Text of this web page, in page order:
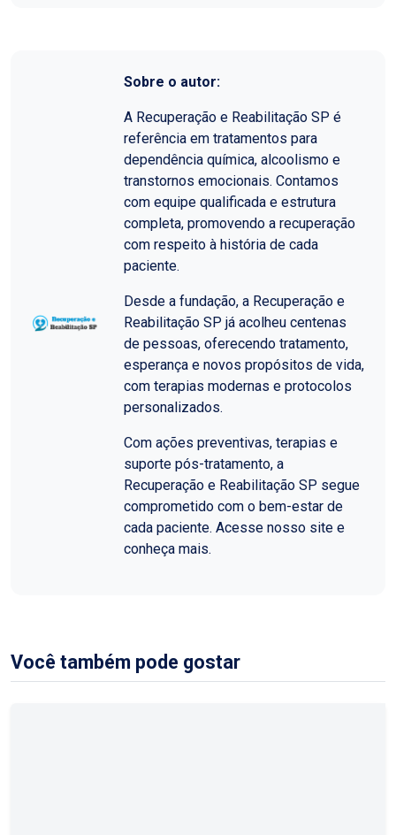
Sobre o autor:
A Recuperação e Reabilitação SP é
referência em tratamentos para
dependência química, alcoolismo e
transtornos emocionais. Contamos
com equipe qualificada e estrutura
completa, promovendo a recuperação
com respeito à história de cada
paciente.
Desde a fundação, a Recuperação e
Reabilitação SP já acolheu centenas
de pessoas, oferecendo tratamento,
esperança e novos propósitos de vida,
com terapias modernas e protocolos
personalizados.
Com ações preventivas, terapias e
suporte pós-tratamento, a
Recuperação e Reabilitação SP segue
comprometido com o bem-estar de
cada paciente. Acesse nosso site e
conheça mais.
Você também pode gostar